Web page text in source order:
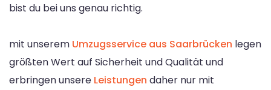
bist du bei uns genau richtig.
mit unserem Umzugsservice aus Saarbrücken legen
größten Wert auf Sicherheit und Qualität und
erbringen unsere Leistungen daher nur mit